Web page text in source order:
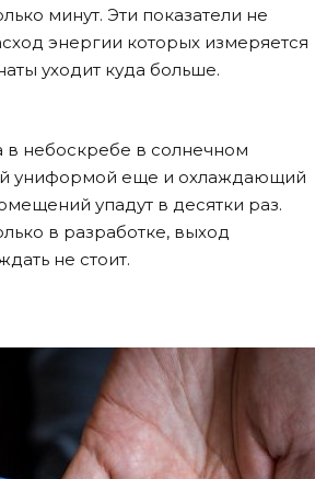
минут. Эти показатели не
энергии которых измеряется
уходит куда больше.
в небоскребе в солнечном
униформой еще и охлаждающий
упадут в десятки раз.
в разработке, выход
не стоит.